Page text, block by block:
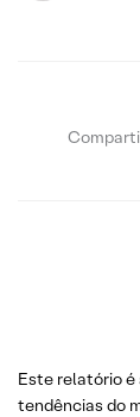
Este relatório
tendências do